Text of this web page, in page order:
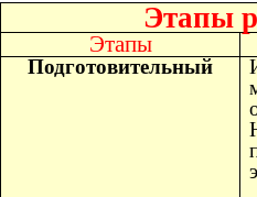
Этапы
Этапы
Подготовительный